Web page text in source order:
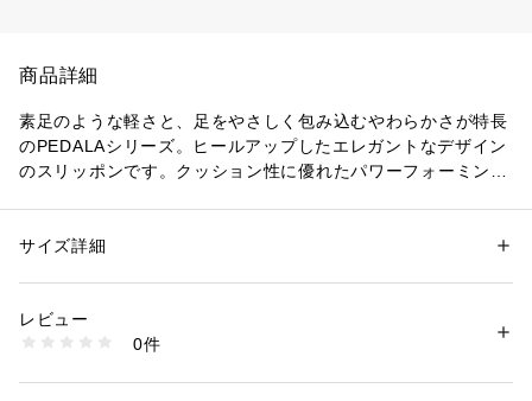
商品詳細
素足のような軽さと、足をやさしく包み込むやわらかさが特長
のPEDALAシリーズ。ヒールアップしたエレガントなデザイン
のスリッポンです。クッション性に優れたパワーフォーミング
カラーにより素材の違いを楽しめるのも魅力。ロングパンツや
性別：レディース
素材：本体＝天然皮革（牛革）　アウターソール＝ゴム底
商品番号：
1212A078-002 （ショップ）
サイズ詳細
レビュー
0件